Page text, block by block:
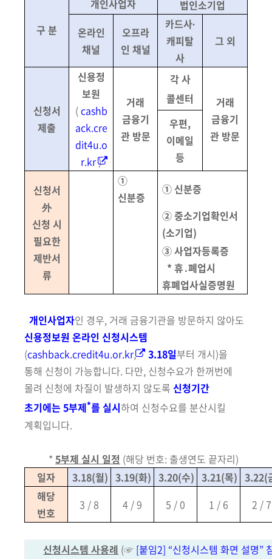
구 분
개인사업자
법인소기업
온라인
채널
오프라
인 채널
카드사∙
캐피탈
사
그 외
신청서
제출
신용정
보원
( cashb
ack.cre
dit4u.o
r.kr)
거래
금융기
관 방문
각 사
콜센터
거래
금융기
관 방문
우편,
이메일
등
신청서
外
신청 시
필요한
제반서
류
①
신분증
① 신분증
② 중소기업확인서
(소기업)
③ 사업자등록증
* 휴․폐업시
휴폐업사실증명원
개인사업자인 경우, 거래 금융기관을 방문하지 않아도
신용정보원 온라인 신청시스템
(cashback.credit4u.or.kr, 3.18일부터 개시)을
통해 신청이 가능합니다. 다만, 신청수요가 한꺼번에
몰려 신청에 차질이 발생하지 않도록 신청기간
초기에는 5부제*를 실시하여 신청수요를 분산시킬
계획입니다.
* 5부제 실시 일정 (해당 번호: 출생연도 끝자리)
일자
3.18(월) 3.19(화) 3.20(수) 3.21(목) 3.22(
해당
번호
3 / 8 4 / 9 5 / 0 1 / 6 2 / 7
신청시스템 사용례 (☞ [붙임2] “신청시스템 화면 설명”